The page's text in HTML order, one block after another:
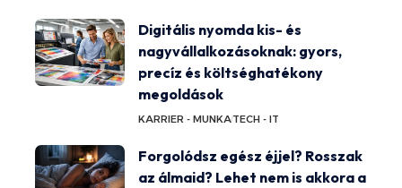
Digitális nyomda kis- és
nagyvállalkozásoknak: gyors,
precíz és költséghatékony
megoldások
KARRIER - MUNKATECH - IT
Forgolódsz egész éjjel? Rosszak
az álmaid? Lehet nem is akkora a